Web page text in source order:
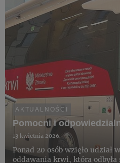
AKTUALNOŚCI
Pomocni i
13 kwietnia 2026
Ponad 20 osób wzięło udział
oddawania krwi, która